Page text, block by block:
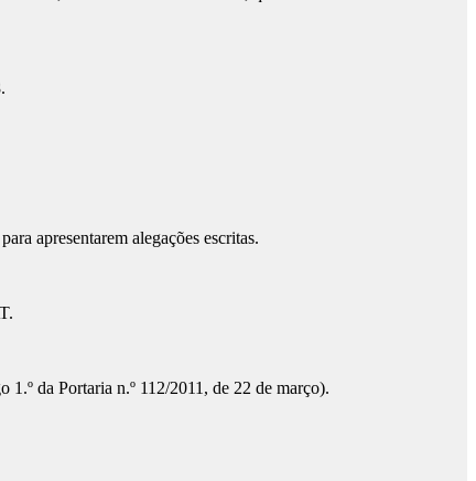
apresentarem alegações escritas.
1.º da Portaria n.º 112/2011, de 22 de março).